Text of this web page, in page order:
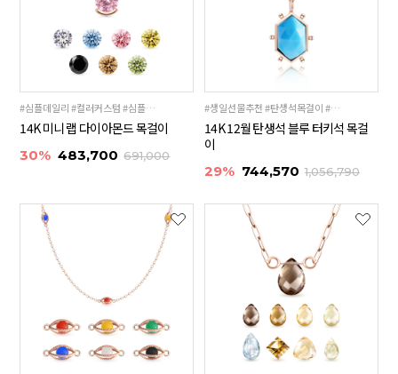
#심플데일리 #컬러커스텀 #심플미니
14K 미니 랩 다이아몬드 목걸이
30% 483,700 691,000
#생일선물추천 #탄생석목걸이 #터키석목걸이
14K 12월 탄생석 블루 터키석 목걸
이
29% 744,570 1,056,790